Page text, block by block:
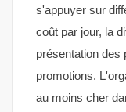
s'appuyer sur
coût par jour, la
présentation des
promotions.
au moins cher